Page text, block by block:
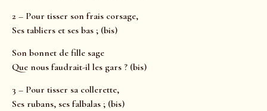
2 – Pour tisser son frais corsage,
Ses tabliers et ses bas ; (bis)
Son bonnet de fille sage
Que nous faudrait-il les gars ? (bis)
3 – Pour tisser sa collerette,
Ses rubans, ses falbalas ; (bis)